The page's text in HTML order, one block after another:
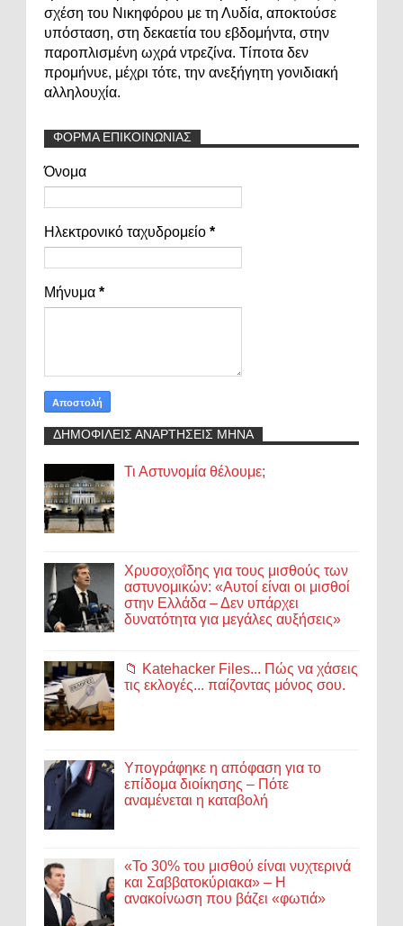
σχέση του Νικηφόρου με τη Λυδία, αποκτούσε
υπόσταση, στη δεκαετία του εβδομήντα, στην
παροπλισμένη ωχρά ντρεζίνα. Τίποτα δεν
προμήνυε, μέχρι τότε, την ανεξήγητη γονιδιακή
αλληλουχία.
ΦΟΡΜΑ ΕΠΙΚΟΙΝΩΝΙΑΣ
Όνομα
Ηλεκτρονικό ταχυδρομείο *
Μήνυμα *
ΔΗΜΟΦΙΛΕΙΣ ΑΝΑΡΤΗΣΕΙΣ ΜΗΝΑ
Τι Αστυνομία θέλουμε;
Χρυσοχοΐδης για τους μισθούς των
αστυνομικών: «Αυτοί είναι οι μισθοί
στην Ελλάδα – Δεν υπάρχει
δυνατότητα για μεγάλες αυξήσεις»
📁 Katehacker Files... Πώς να χάσεις
τις εκλογές... παίζοντας μόνος σου.
Υπογράφηκε η απόφαση για το
επίδομα διοίκησης – Πότε
αναμένεται η καταβολή
«Το 30% του μισθού είναι νυχτερινά
και Σαββατοκύριακα» – Η
ανακοίνωση που βάζει «φωτιά»